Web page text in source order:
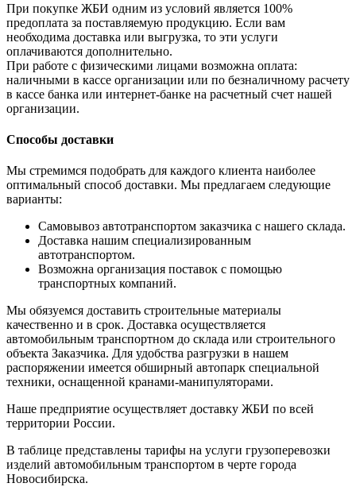
При покупке ЖБИ одним из условий является 100%
предоплата за поставляемую продукцию. Если вам
необходима доставка или выгрузка, то эти услуги
оплачиваются дополнительно.
При работе с физическими лицами возможна оплата:
наличными в кассе организации или по безналичному расчету
в кассе банка или интернет-банке на расчетный счет нашей
организации.
Способы доставки
Мы стремимся подобрать для каждого клиента наиболее
оптимальный способ доставки. Мы предлагаем следующие
варианты:
Самовывоз автотранспортом заказчика с нашего склада.
Доставка нашим специализированным
автотранспортом.
Возможна организация поставок с помощью
транспортных компаний.
Мы обязуемся доставить строительные материалы
качественно и в срок. Доставка осуществляется
автомобильным транспортном до склада или строительного
объекта Заказчика. Для удобства разгрузки в нашем
распоряжении имеется обширный автопарк специальной
техники, оснащенной кранами-манипуляторами.
Наше предприятие осуществляет доставку ЖБИ по всей
территории России.
В таблице представлены тарифы на услуги грузоперевозки
изделий автомобильным транспортом в черте города
Новосибирска.